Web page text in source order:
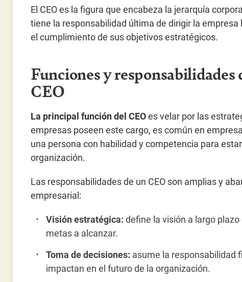
El CEO es la figura que encabeza la jerarquía
tiene la responsabilidad última de dirigir la empresa
el cumplimiento de sus objetivos estratégicos.
Funciones y responsabilidades
CEO
La principal función del CEOes velar por las
empresas poseen este cargo, es común en
una persona con habilidad y competencia para
organización.
Las responsabilidades de un CEO son amplias y
empresarial:
Visión estratégica: define la visión a largo
metas a alcanzar.
Toma de decisiones: asume la responsabilidad
impactan en el futuro de la organización.